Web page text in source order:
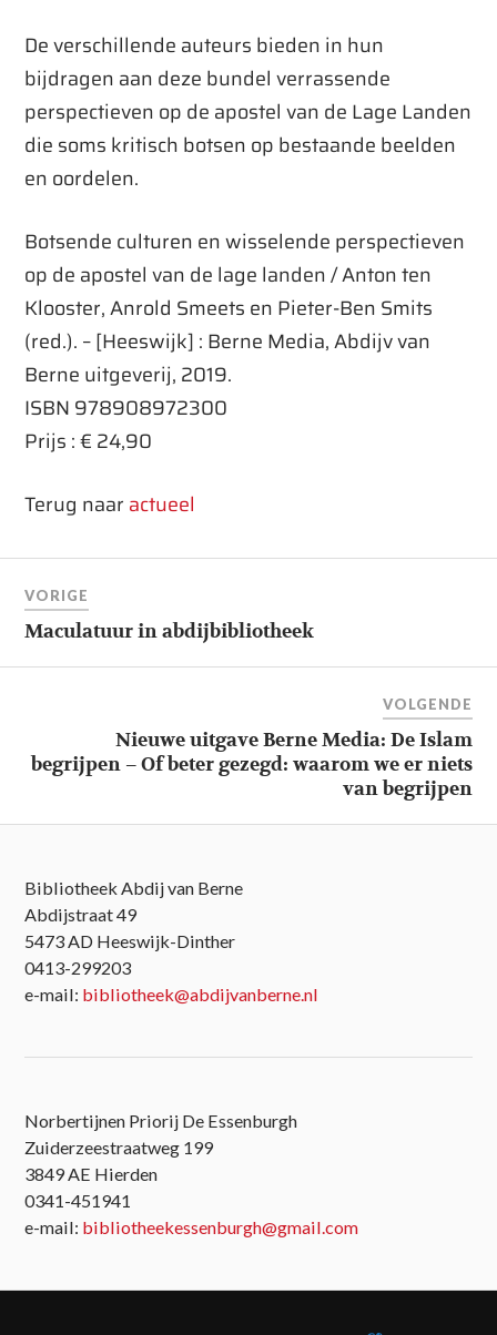
De verschillende auteurs bieden in hun
bijdragen aan deze bundel verrassende
perspectieven op de apostel van de Lage Landen
die soms kritisch botsen op bestaande beelden
en oordelen.
Botsende culturen en wisselende perspectieven
op de apostel van de lage landen / Anton ten
Klooster, Anrold Smeets en Pieter-Ben Smits
(red.). – [Heeswijk] : Berne Media, Abdijv van
Berne uitgeverij, 2019.
ISBN 978908972300
Prijs : € 24,90
Terug naar actueel
VORIGE
Maculatuur in abdijbibliotheek
VOLGENDE
Nieuwe uitgave Berne Media: De Islam
begrijpen – Of beter gezegd: waarom we er niets
van begrijpen
Bibliotheek Abdij van Berne
Abdijstraat 49
5473 AD Heeswijk-Dinther
0413-299203
e-mail: bibliotheek@abdijvanberne.nl
Norbertijnen Priorij De Essenburgh
Zuiderzeestraatweg 199
3849 AE Hierden
0341-451941
e-mail: bibliotheekessenburgh@gmail.com